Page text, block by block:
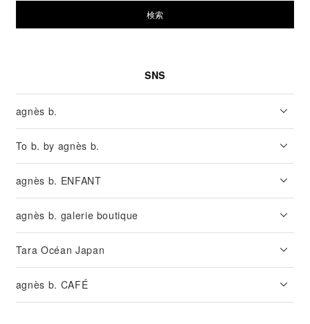
検索
SNS
agnès b.
To b. by agnès b.
agnès b. ENFANT
agnès b. galerie boutique
Tara Océan Japan
agnès b. CAFÉ